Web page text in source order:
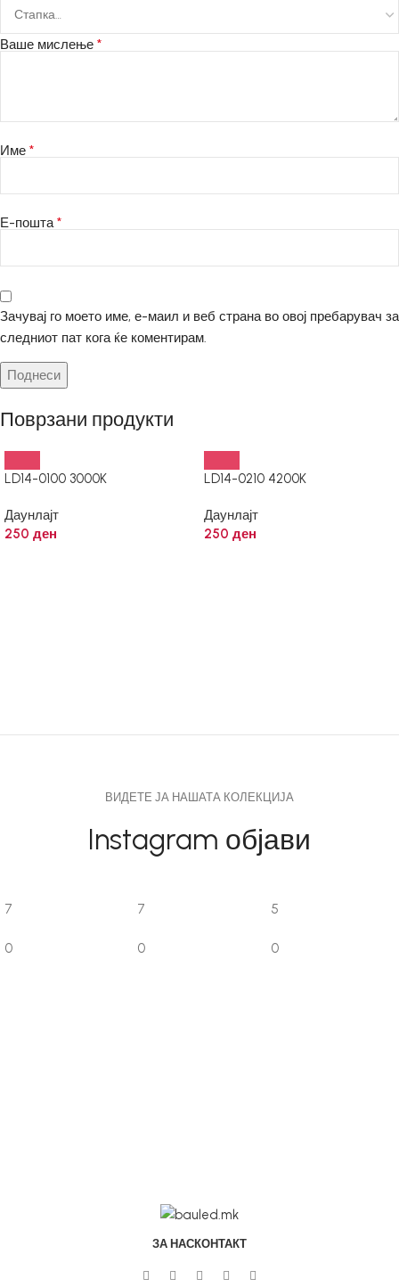
Ваше мислење *
Име *
Е-пошта*
Зачувај го моето име, е-маил и веб страна во овој пребарувач за
следниот пат кога ќе коментирам.
Поврзани продукти
LD14-0100 3000K
Даунлајт
250 ден
LD14-0210 4200K
Даунлајт
250 ден
ВИДЕТЕ ЈА НАШАТА КОЛЕКЦИЈА
Instagram објави
7
0
7
0
5
0
ЗА НАСКОНТАКТ